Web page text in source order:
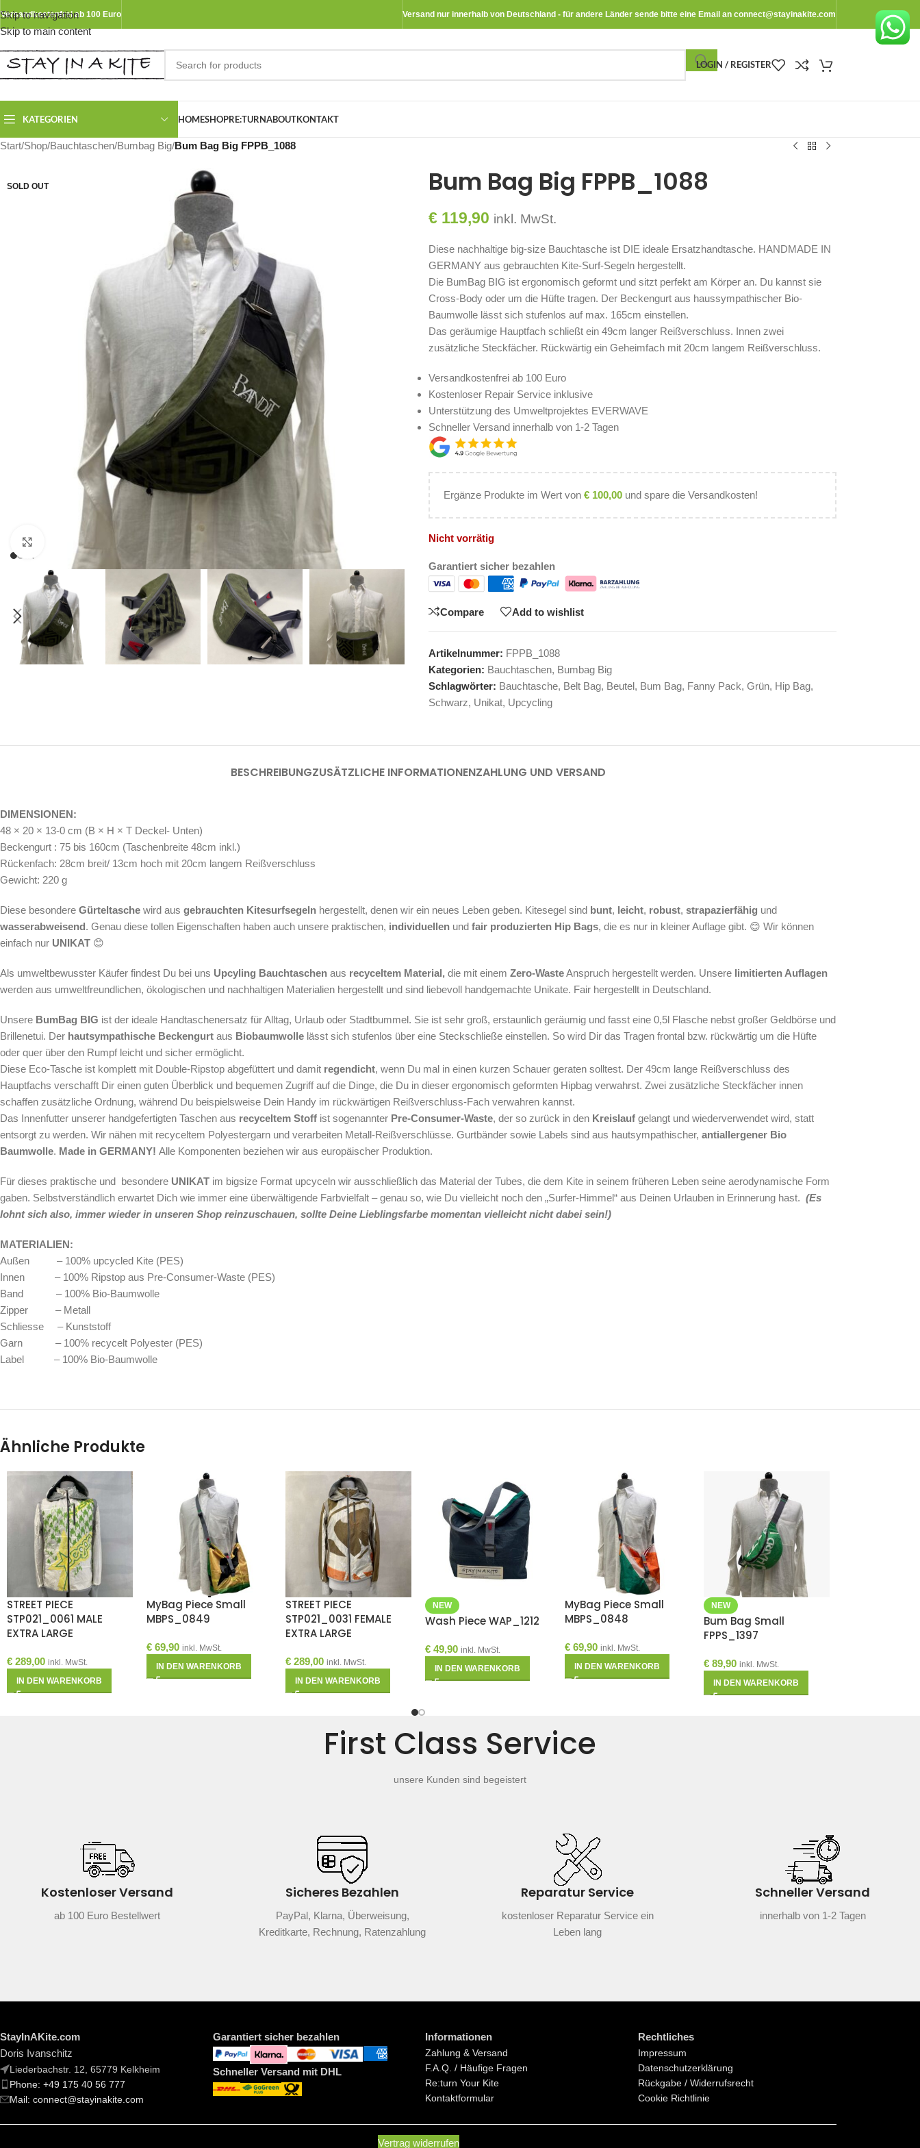
Skip to navigation
Skip to main content
Versandkostenfrei ab 100 Euro Versand nur innerhalb von Deutschland - für andere Länder sende bitte eine Email an connect@stayinakite.com
LOGIN / REGISTER
KATEGORIEN HOMESHOPRE:TURNABOUTKONTAKT
Start/Shop/Bauchtaschen/Bumbag Big/Bum Bag Big FPPB_1088
SOLD OUT
Click to enlarge
Bum Bag Big FPPB_1088
€119,90 inkl. MwSt.
Diese nachhaltige big-size Bauchtasche ist DIE ideale Ersatzhandtasche. HANDMADE IN
GERMANY aus gebrauchten Kite-Surf-Segeln hergestellt.
Die BumBag BIG ist ergonomisch geformt und sitzt perfekt am Körper an. Du kannst sie
Cross-Body oder um die Hüfte tragen. Der Beckengurt aus haussympathischer Bio-
Baumwolle lässt sich stufenlos auf max. 165cm einstellen.
Das geräumige Hauptfach schließt ein 49cm langer Reißverschluss. Innen zwei
zusätzliche Steckfächer. Rückwärtig ein Geheimfach mit 20cm langem Reißverschluss.
Versandkostenfrei ab 100 Euro
Kostenloser Repair Service inklusive
Unterstützung des Umweltprojektes EVERWAVE
Schneller Versand innerhalb von 1-2 Tagen
Ergänze Produkte im Wert von €100,00und spare die Versandkosten!
Nicht vorrätig
Garantiert sicher bezahlen
Compare Add to wishlist
Artikelnummer: FPPB_1088
Kategorien: Bauchtaschen, Bumbag Big
Schlagwörter: Bauchtasche, Belt Bag, Beutel, Bum Bag, Fanny Pack, Grün, Hip Bag,
Schwarz, Unikat, Upcycling
BESCHREIBUNGZUSÄTZLICHE INFORMATIONENZAHLUNG UND VERSAND
DIMENSIONEN:
48 × 20 × 13-0 cm (B × H × T Deckel- Unten)
Beckengurt : 75 bis 160cm (Taschenbreite 48cm inkl.)
Rückenfach: 28cm breit/ 13cm hoch mit 20cm langem Reißverschluss
Gewicht: 220 g
Diese besondere Gürteltasche wird aus gebrauchten Kitesurfsegeln hergestellt, denen wir ein neues Leben geben. Kitesegel sind bunt, leicht, robust, strapazierfähig und
wasserabweisend. Genau diese tollen Eigenschaften haben auch unsere praktischen, individuellen und fair produzierten Hip Bags, die es nur in kleiner Auflage gibt. 😊 Wir können
einfach nur UNIKAT 😊
Als umweltbewusster Käufer findest Du bei uns Upcyling Bauchtaschen aus recyceltem Material, die mit einem Zero-WasteAnspruch hergestellt werden. Unsere limitierten Auflagen
werden aus umweltfreundlichen, ökologischen und nachhaltigen Materialien hergestellt und sind liebevoll handgemachte Unikate. Fair hergestellt in Deutschland.
Unsere BumBag BIG ist der ideale Handtaschenersatz für Alltag, Urlaub oder Stadtbummel. Sie ist sehr groß, erstaunlich geräumig und fasst eine 0,5l Flasche nebst großer Geldbörse und
Brillenetui. Der hautsympathische Beckengurt aus Biobaumwolle lässt sich stufenlos über eine Steckschließe einstellen. So wird Dir das Tragen frontal bzw. rückwärtig um die Hüfte
oder quer über den Rumpf leicht und sicher ermöglicht.
Diese Eco-Tasche ist komplett mit Double-Ripstop abgefüttert und damit regendicht, wenn Du mal in einen kurzen Schauer geraten solltest. Der 49cm lange Reißverschluss des
Hauptfachs verschafft Dir einen guten Überblick und bequemen Zugriff auf die Dinge, die Du in dieser ergonomisch geformten Hipbag verwahrst. Zwei zusätzliche Steckfächer innen
schaffen zusätzliche Ordnung, während Du beispielsweise Dein Handy im rückwärtigen Reißverschluss-Fach verwahren kannst.
Das Innenfutter unserer handgefertigten Taschen aus recyceltem Stoff ist sogenannter Pre-Consumer-Waste, der so zurück in den Kreislauf gelangt und wiederverwendet wird, statt
entsorgt zu werden. Wir nähen mit recyceltem Polyestergarn und verarbeiten Metall-Reißverschlüsse. Gurtbänder sowie Labels sind aus hautsympathischer, antiallergener Bio
Baumwolle. Made in GERMANY! Alle Komponenten beziehen wir aus europäischer Produktion.
Für dieses praktische und besondere UNIKAT im bigsize Format upcyceln wir ausschließlich das Material der Tubes, die dem Kite in seinem früheren Leben seine aerodynamische Form
gaben. Selbstverständlich erwartet Dich wie immer eine überwältigende Farbvielfalt – genau so, wie Du vielleicht noch den „Surfer-Himmel“ aus Deinen Urlauben in Erinnerung hast. (Es
lohnt sich also, immer wieder in unseren Shop reinzuschauen, sollte Deine Lieblingsfarbe momentan vielleicht nicht dabei sein!)
MATERIALIEN:
Außen – 100% upcycled Kite (PES)
Innen – 100% Ripstop aus Pre-Consumer-Waste (PES)
Band – 100% Bio-Baumwolle
Zipper – Metall
Schliesse – Kunststoff
Garn – 100% recycelt Polyester (PES)
Label – 100% Bio-Baumwolle
Ähnliche Produkte
STREET PIECE
STP021_0061 MALE
EXTRA LARGE
€ 289,00 inkl. MwSt.
IN DEN WARENKORB
MyBag Piece Small
MBPS_0849
€69,90 inkl. MwSt.
IN DEN WARENKORB
STREET PIECE
STP021_0031 FEMALE
EXTRA LARGE
€ 289,00 inkl. MwSt.
IN DEN WARENKORB
NEW
Wash Piece WAP_1212
€49,90 inkl. MwSt.
IN DEN WARENKORB
MyBag Piece Small
MBPS_0848
€69,90 inkl. MwSt.
IN DEN WARENKORB
NEW
Bum Bag Small
FPPS_1397
€ 89,90 inkl. MwSt.
IN DEN WARENKORB
First Class Service
unsere Kunden sind begeistert
Kostenloser Versand
ab 100 Euro Bestellwert
Sicheres Bezahlen
PayPal, Klarna, Überweisung,
Kreditkarte, Rechnung, Ratenzahlung
Reparatur Service
kostenloser Reparatur Service ein
Leben lang
Schneller Versand
innerhalb von 1-2 Tagen
StayInAKite.com
Doris Ivanschitz
Liederbachstr. 12, 65779 Kelkheim
Phone: +49 175 40 56 777
Mail: connect@stayinakite.com
Garantiert sicher bezahlen
Schneller Versand mit DHL
Informationen
Zahlung & Versand
F.A.Q. / Häufige Fragen
Re:turn Your Kite
Kontaktformular
Rechtliches
Impressum
Datenschutzerklärung
Rückgabe / Widerrufsrecht
Cookie Richtlinie
Vertrag widerrufen